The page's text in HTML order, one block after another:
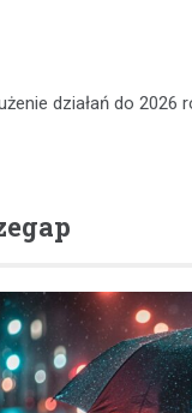
działań do 2026